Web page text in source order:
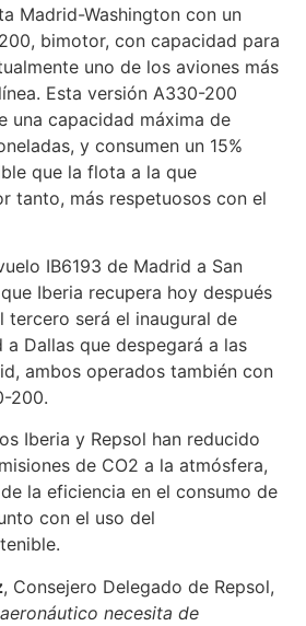
Madrid-Washington con un
bimotor, con capacidad para
uno de los aviones más
Esta versión A330-200
una capacidad máxima de
y consumen un 15%
que la flota a la que
tanto, más respetuosos con el
IB6193 de Madrid a San
Iberia recupera hoy después
tercero será el inaugural de
a Dallas que despegará a las
ambos operados también con
200.
Iberia y Repsol han reducido
de CO2 a la atmósfera,
la eficiencia en el consumo de
con el uso del
, Consejero Delegado de Repsol,
necesita de